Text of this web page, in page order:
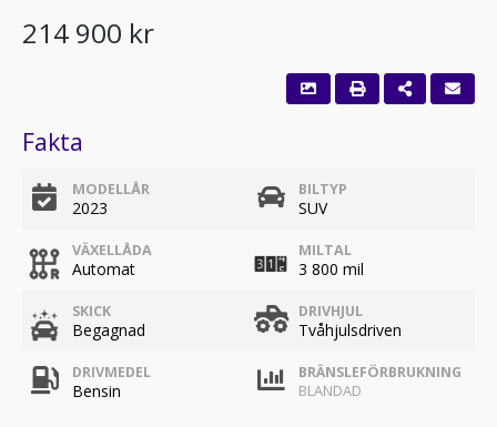
214 900 kr
Fakta
MODELLÅR
2023
BILTYP
SUV
VÄXELLÅDA
Automat
MILTAL
3 800 mil
SKICK
Begagnad
DRIVHJUL
Tvåhjulsdriven
DRIVMEDEL
Bensin
BRÄNSLEFÖRBRUKNING
BLANDAD